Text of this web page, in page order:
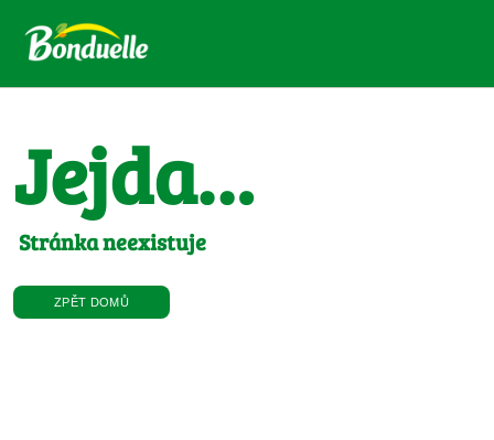
Jejda…
Stránka neexistuje
ZPĚT DOMŮ